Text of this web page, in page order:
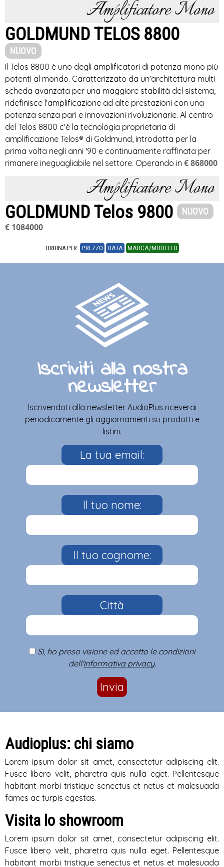
Amplificatore Mono
GOLDMUND TELOS 8800
NUOVO
Il Telos 8800 è uno degli amplificatori di potenza mono più
potenti al mondo. Caratterizzato da un'architettura multi-
scheda avanzata per una maggiore stabilità del sistema,
ridefinisce l'amplificazione ad alte prestazioni con una
potenza senza pari e innovazioni rivoluzionarie. Al centro
del Telos 8800 c'è la tecnologia proprietaria di
amplificazione Telos® di Goldmund, introdotta per la
prima volta negli anni '90 e continuamente raffinata per
rimanere ineguagliabile nel settore. Operando in € 868000
Amplificatore Mono
GOLDMUND Telos 9800 NUOVO
€ 1084000
ORDINA PER: PREZZO DATA MARCA/MODELLO
Iscriviti alla nostra
newsletter
Iscrivendoti alla newsletter AudioPlus riceverai
periodicamente gli aggiornamenti su prodotti e
listini.
La tua email:
Il tuo nome:
Il tuo cognome:
Città
Sì, ho preso visione ed accetto le condizioni
dell'informativa privacy.
Invia
Audioplus: chi siamo
Lorem ipsum dolor sit amet, consectetur adipiscing elit.
Fusce libero velit, pharetra quis nulla eget. Pellentesque
habitant morbi tristique senectus et netus et malesuada
fames ac turpis egestas.
Visita lo showroom
Lorem ipsum dolor sit amet, consectetur adipiscing elit.
Fusce libero velit, pharetra quis nulla eget. Pellentesque
habitant morbi tristique senectus et netus et malesuada